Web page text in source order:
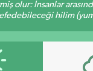
olur: İnsanlar
hilim